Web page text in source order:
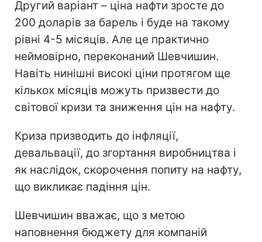
Другий варіант – ціна нафти зросте до
200 доларів за барель і буде на такому
рівні 4-5 місяців. Але це практично
неймовірно, переконаний Шевчишин.
Навіть нинішні високі ціни протягом ще
кількох місяців можуть призвести до
світової кризи та зниження цін на нафту.
Криза призводить до інфляції,
девальвації, до згортання виробництва і
як наслідок, скорочення попиту на нафту,
що викликає падіння цін.
Шевчишин вважає, що з метою
наповнення бюджету для компаній